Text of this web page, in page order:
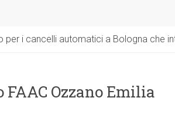
i cancelli automatici a Bologna che
Ozzano Emilia